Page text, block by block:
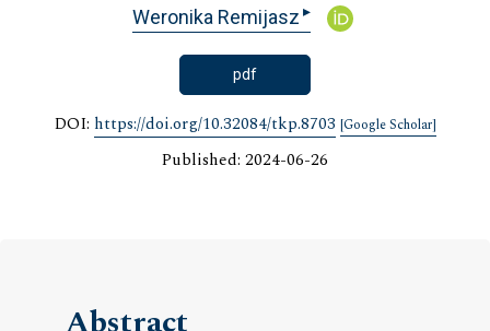
Weronika Remijasz ▸
pdf
DOI: https://doi.org/10.32084/tkp.8703 [Google Scholar]
Published: 2024-06-26